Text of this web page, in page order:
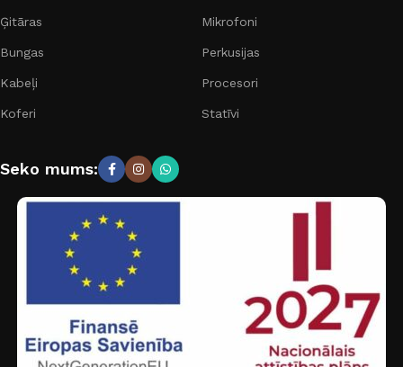
Ģitāras
Bungas
Kabeļi
Koferi
Mikrofoni
Perkusijas
Procesori
Statīvi
Seko mums: